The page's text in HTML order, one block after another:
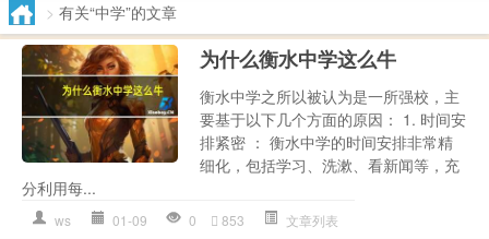
> 有关“中学”的文章
为什么衡水中学这么牛
衡水中学之所以被认为是一所强校，主
要基于以下几个方面的原因： 1. 时间安
排紧密 ： 衡水中学的时间安排非常精
细化，包括学习、洗漱、看新闻等，充
分利用每...
ws 01-09 0 853 文章列表